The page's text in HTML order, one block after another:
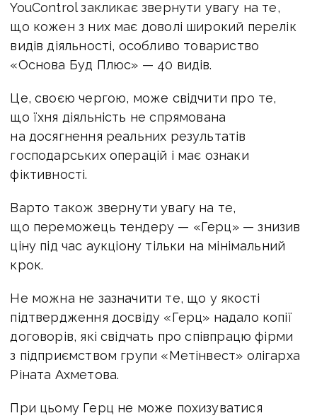
YouControl закликає звернути увагу на те,
що кожен з них має доволі широкий перелік
видів діяльності, особливо товариство
«Основа Буд Плюс» — 40 видів.
Це, своєю чергою, може свідчити про те,
що їхня діяльність не спрямована
на досягнення реальних результатів
господарських операцій і має ознаки
фіктивності.
Варто також звернути увагу на те,
що переможець тендеру — «Герц» — знизив
ціну під час аукціону тільки на мінімальний
крок.
Не можна не зазначити те, що у якості
підтвердження досвіду «Герц» надало копії
договорів, які свідчать про співпрацю фірми
з підприємством групи «Метінвест» олігарха
Ріната Ахметова.
При цьому Герц не може похизуватися